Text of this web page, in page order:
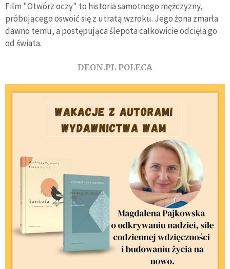
Film "Otwórz oczy" to historia samotnego mężczyzny,
próbującego oswoić się z utratą wzroku. Jego żona zmarła
dawno temu, a postępująca ślepota całkowicie odcięła go
od świata.
DEON.PL POLECA